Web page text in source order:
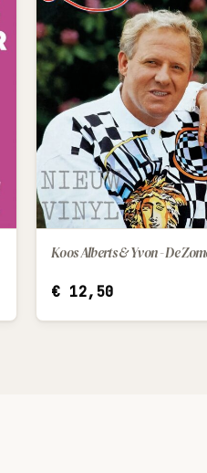
IN
Koos Alberts & Yvon - De
€12,50